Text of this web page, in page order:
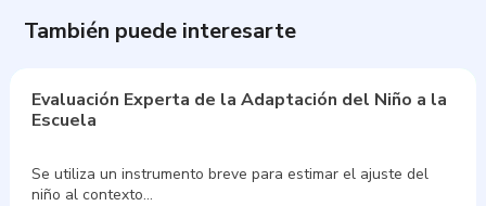
También puede interesarte
Evaluación Experta de la Adaptación del Niño a la
Escuela
Se utiliza un instrumento breve para estimar el ajuste del
niño al contexto…